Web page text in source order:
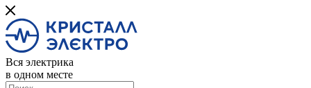
Вся электрика
в одном месте